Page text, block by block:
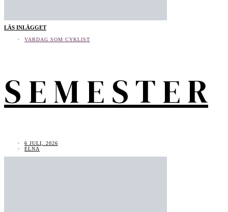
LÄS INLÄGGET
VARDAG SOM CYKLIST
S E M E S T E R
6 JULI, 2026
ELNA